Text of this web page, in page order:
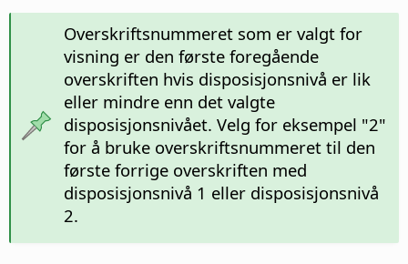
Overskriftsnummeret som er valgt for
visning er den første foregående
overskriften hvis disposisjonsnivå er lik
eller mindre enn det valgte
disposisjonsnivået. Velg for eksempel "2"
for å bruke overskriftsnummeret til den
første forrige overskriften med
disposisjonsnivå 1 eller disposisjonsnivå
2.